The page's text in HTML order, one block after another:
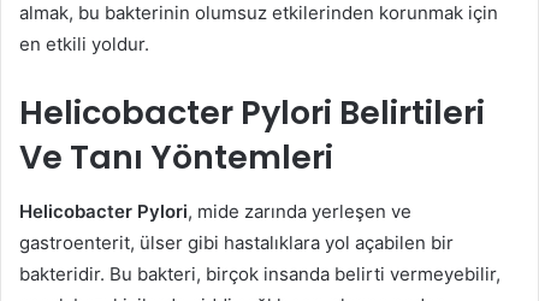
almak, bu bakterinin olumsuz etkilerinden korunmak için
en etkili yoldur.
Helicobacter Pylori Belirtileri
Ve Tanı Yöntemleri
Helicobacter Pylori, mide zarında yerleşen ve
gastroenterit, ülser gibi hastalıklara yol açabilen bir
bakteridir. Bu bakteri, birçok insanda belirti vermeyebilir,